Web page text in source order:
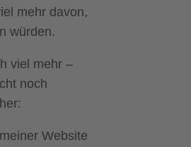
mehr davon,
würden.
viel mehr –
noch
Website